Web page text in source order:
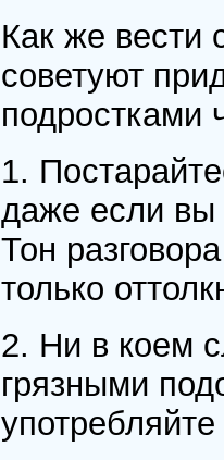
Как же вести
советуют
подростками
1.
даже если вы
Тон
только
2. Ни в коем
грязными